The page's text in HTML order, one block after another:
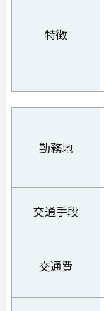
特徴
勤務地
交通手段
交通費